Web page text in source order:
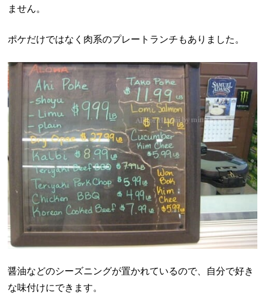
ません。
ポケだけではなく肉系のプレートランチもありました。
醤油などのシーズニングが置かれているので、自分で好き
な味付けにできます。